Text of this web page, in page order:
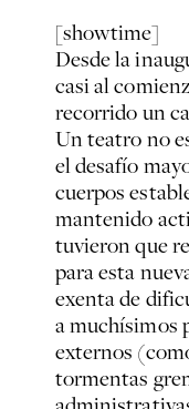
[showtime]
Desde la
casi al
recorrido un
Un teatro no
el desafío
cuerpos
mantenido
tuvieron que
para esta
exenta de
a muchísimos
externos
tormentas